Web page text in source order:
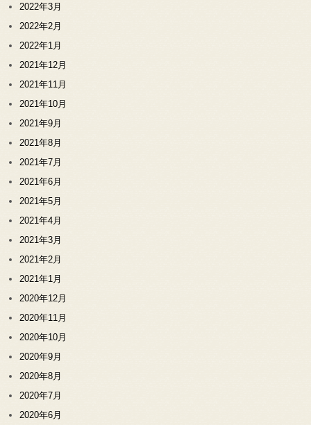
2022年3月
2022年2月
2022年1月
2021年12月
2021年11月
2021年10月
2021年9月
2021年8月
2021年7月
2021年6月
2021年5月
2021年4月
2021年3月
2021年2月
2021年1月
2020年12月
2020年11月
2020年10月
2020年9月
2020年8月
2020年7月
2020年6月